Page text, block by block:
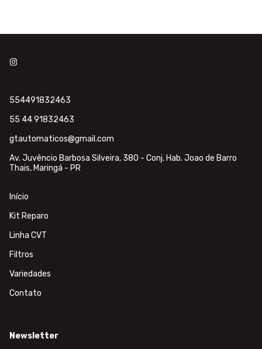
554491832463
55 44 91832463
gtautomaticos@gmail.com
Av. Juvêncio Barbosa Silveira, 380 - Conj. Hab. Joao de Barro
Thais, Maringá - PR
Início
Kit Reparo
Linha CVT
Filtros
Variedades
Contato
Newsletter